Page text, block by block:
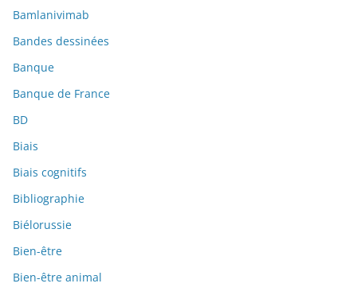
Bamlanivimab
Bandes dessinées
Banque
Banque de France
BD
Biais
Biais cognitifs
Bibliographie
Biélorussie
Bien-être
Bien-être animal